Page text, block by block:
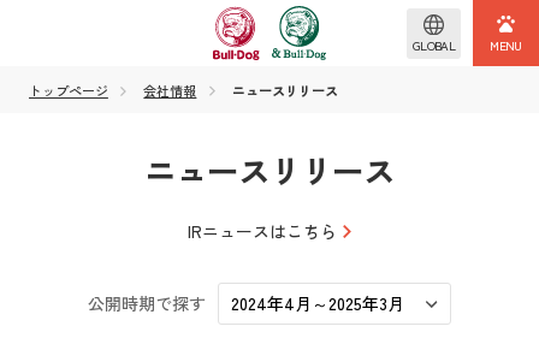
GLOBAL
トップページ 会社情報 ニュースリリース
ニュースリリース
IRニュースはこちら
公開時期で探す